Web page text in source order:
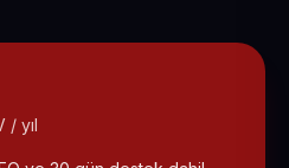
/ yıl